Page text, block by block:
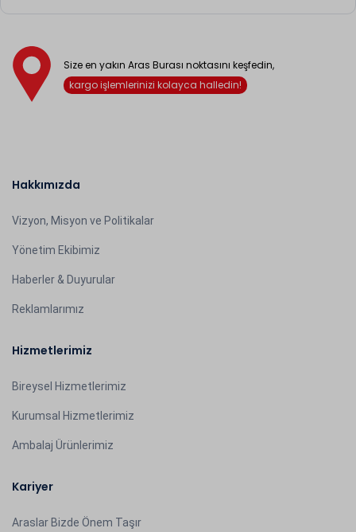
Size en yakın Aras Burası noktasını keşfedin,
kargo işlemlerinizi kolayca halledin!
Hakkımızda
Vizyon, Misyon ve Politikalar
Yönetim Ekibimiz
Haberler & Duyurular
Reklamlarımız
Hizmetlerimiz
Bireysel Hizmetlerimiz
Kurumsal Hizmetlerimiz
Ambalaj Ürünlerimiz
Kariyer
Araslar Bizde Önem Taşır